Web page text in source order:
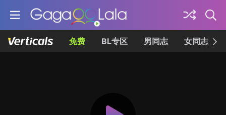
免费 BL专区 男同志 女同志